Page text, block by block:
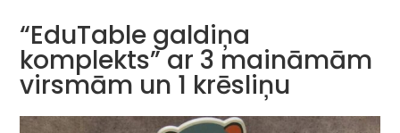
“EduTable galdiņa
komplekts” ar 3 maināmām
virsmām un 1 krēsliņu